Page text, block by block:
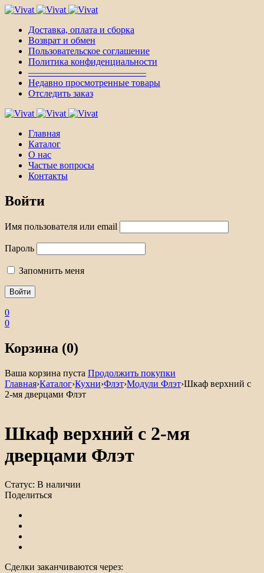
Доставка, оплата и сборка
Возврат и обмен
Пользовательское соглашение
Политика конфиденциальности
————————————–
Недавно просмотренные товары
Отследить заказ
Главная
Каталог
О нас
Частые вопросы
Контакты
Войти
Имя пользователя или email
Пароль
Запомнить меня
0
0
Корзина (0)
Ваша корзина пуста Продолжить покупки
Главная›Каталог›Кухни›Флэт›Модули Флэт›Шкаф верхний с
2-мя дверцами Флэт
Шкаф верхний с 2-мя
дверцами Флэт
Статус: В наличии
Поделиться
Сделки заканчиваются через: